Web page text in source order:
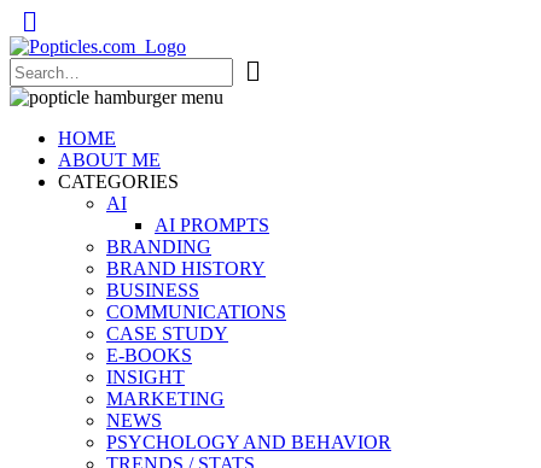
Popticles.com
HOME
ABOUT ME
CATEGORIES
AI
AI PROMPTS
BRANDING
BRAND HISTORY
BUSINESS
COMMUNICATIONS
CASE STUDY
E-BOOKS
INSIGHT
MARKETING
NEWS
PSYCHOLOGY AND BEHAVIOR
TRENDS / STATS